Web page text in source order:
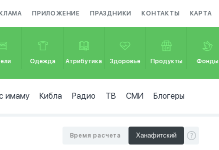
ПРИЛОЖЕНИЕ ПРАЗДНИКИ КОНТАКТЫ КАРТА
Одежда Атрибутика Здоровье Продукты Фонды
имаму Кибла Радио ТВ СМИ Блогеры
Время расчета